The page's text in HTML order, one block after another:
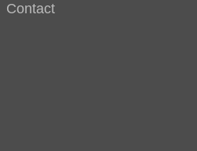
Contact